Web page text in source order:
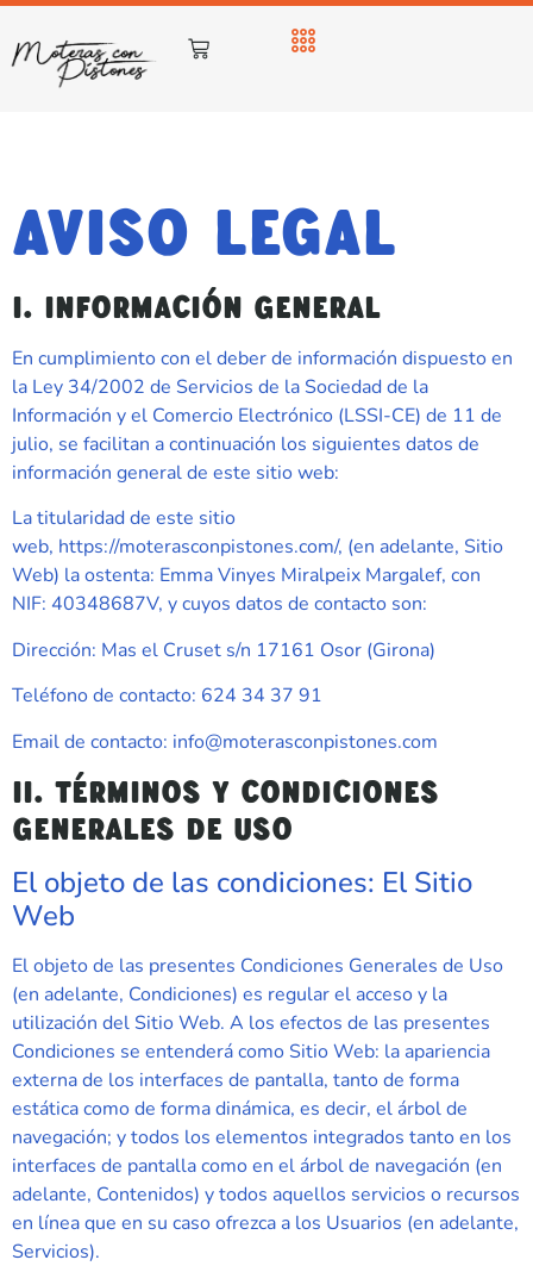
AVISO LEGAL
I. INFORMACIÓN GENERAL
En cumplimiento con el deber de información dispuesto en
la Ley 34/2002 de Servicios de la Sociedad de la
Información y el Comercio Electrónico (LSSI-CE) de 11 de
julio, se facilitan a continuación los siguientes datos de
información general de este sitio web:
La titularidad de este sitio
web, https://moterasconpistones.com/, (en adelante, Sitio
Web) la ostenta: Emma Vinyes Miralpeix Margalef, con
NIF: 40348687V, y cuyos datos de contacto son:
Dirección: Mas el Cruset s/n 17161 Osor (Girona)
Teléfono de contacto: 624 34 37 91
Email de contacto: info@moterasconpistones.com
II. TÉRMINOS Y CONDICIONES
GENERALES DE USO
El objeto de las condiciones: El Sitio
Web
El objeto de las presentes Condiciones Generales de Uso
(en adelante, Condiciones) es regular el acceso y la
utilización del Sitio Web. A los efectos de las presentes
Condiciones se entenderá como Sitio Web: la apariencia
externa de los interfaces de pantalla, tanto de forma
estática como de forma dinámica, es decir, el árbol de
navegación; y todos los elementos integrados tanto en los
interfaces de pantalla como en el árbol de navegación (en
adelante, Contenidos) y todos aquellos servicios o recursos
en línea que en su caso ofrezca a los Usuarios (en adelante,
Servicios).